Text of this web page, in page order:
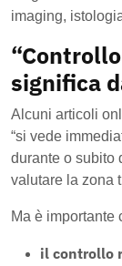
imaging,
significa
Alcuni articoli
“si vede
durante o subito
valutare la zona
Ma è importante
il controllo